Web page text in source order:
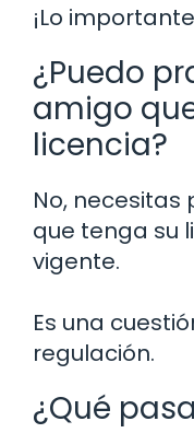
¡Lo
¿Puedo
amigo
licencia?
No,
que tenga su
vigente.
Es una
regulación.
¿Qué